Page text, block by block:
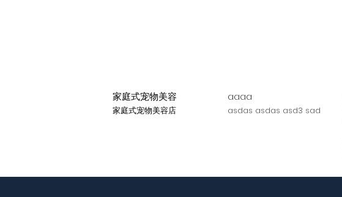
家庭式宠物美容
家庭式宠物美容店
aaaa
asdas asdas asd3 sad